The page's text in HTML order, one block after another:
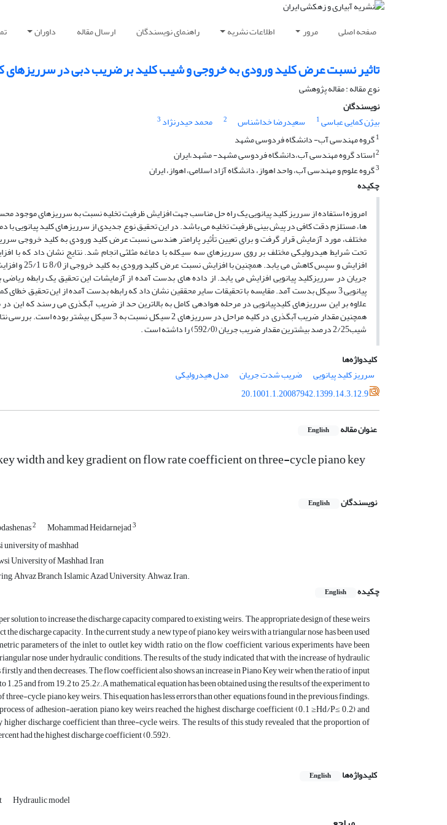
صفحه اصلی مرور اطلاعات نشریه راهنمای نویسندگان ارسال مقاله داوران
تاثیر نسبت عرض کلید ورودی به خروجی و شیب کلید بر ضریب دبی در سرریزهای
نوع مقاله : مقاله پژوهشی
نویسندگان
بیژن کمایی عباسی1 سعیدرضا خداشناس 2 محمد حیدرنژاد 3
1گروه مهندسی آب- دانشگاه فردوسی مشهد
2استاد گروه مهندسی آب،دانشگاه فردوسی مشهد- مشهد،ایران
3گروه علوم و مهندسی آب، واحد اهواز، دانشگاه آزاد اسلامی، اهواز، ایران
چکیده
امروزه استفاده از سرریز کلید پیانویی یک راه حل مناسب جهت افزایش ظرفیت تخلیه نسبت به سرریزهای
ها، مستلزم دقت کافی در پیش بینی ظرفیت تخلیه می باشد. در این تحقیق نوع جدیدی از سرریزهای کلید پیانویی
مختلف، مورد آزمایش قرار گرفت و برای تعیین تأثیر پارامتر هندسی نسبت عرض کلید ورودی به کلید خروجی
تحت شرایط هیدرولیکی مختلف بر روی سرریزهای سه سیکله با دماغه مثلثی انجام شد. نتایج نشان داد که با
جریان در سرریزکلید پیانویی افزایش می یابد. از داده های بدست آمده از آزمایشات این تحقیق یک رابطه
پیانویی 3 سیکل بدست آمد. مقایسه با تحقیقات سایر محققین نشان داد که رابطه بدست آمده از این تحقیق
شیب2/25 درصد بیشترین مقدار ضریب جریان (592/0) را داشته است .
کلیدواژه‌ها
سرریز کلید پیانویی
ضریب شدت جریان
مدل هیدرولیکی
20.1001.1.20087942.1399.14.3.12.9
عنوان مقاله English
width and key gradient on flow rate coefficient on three-cycle piano key
نویسندگان English
2 Mohammad Heidarnejad3
university of mashhad
University of Mashhad, Iran
Ahvaz Branch, Islamic Azad University, Ahwaz, Iran.
چکیده
English
solution to increase the discharge capacity compared to existing weirs. The appropriate design of these weirs
discharge capacity. In the current study, a new type of piano key weirs with a triangular nose has been used
parameters of the inlet to outlet key width ratio on the flow coefficient, various experiments have been
nose under hydraulic conditions. The results of the study indicated that with the increase of hydraulic
and then decreases. The flow coefficient also shows an increase in Piano Key weir when the ratio of input
1.25 and from 19.2 to 25.2%.A mathematical equation has been obtained using the results of the experiment to
cycle piano key weirs. This equation has less errors than other equations found in the previous findings.
of adhesion-aeration, piano key weirs reached the highest discharge coefficient (0.1 ≥Hd/P≤ 0.2) and
discharge coefficient than three-cycle weirs. The results of this study revealed that the proportion of
had the highest discharge coefficient (0.592).
کلیدواژه‌ها English
Hydraulic model